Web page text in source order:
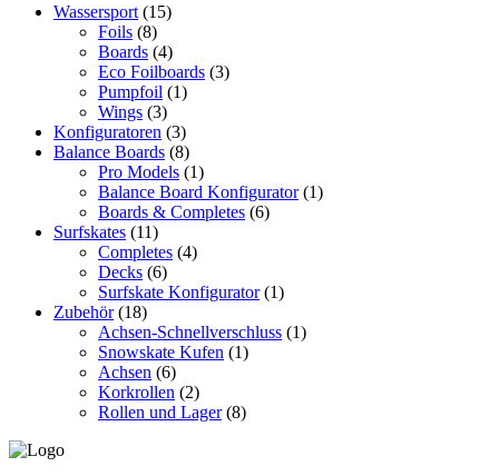
Wassersport (15)
Foils (8)
Boards (4)
Eco Foilboards (3)
Pumpfoil (1)
Wings (3)
Konfiguratoren (3)
Balance Boards (8)
Pro Models (1)
Balance Board Konfigurator (1)
Boards & Completes (6)
Surfskates (11)
Completes (4)
Decks (6)
Surfskate Konfigurator (1)
Zubehör (18)
Achsen-Schnellverschluss (1)
Snowskate Kufen (1)
Achsen (6)
Korkrollen (2)
Rollen und Lager (8)